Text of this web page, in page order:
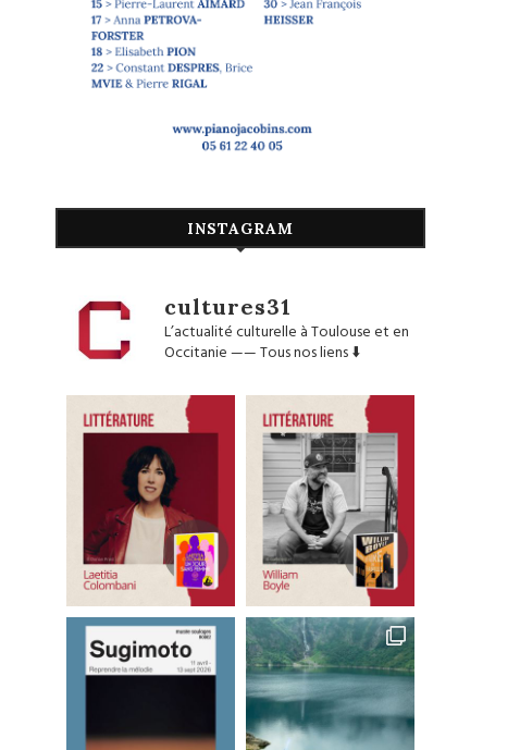
INSTAGRAM
cultures31
L’actualité culturelle à Toulouse et en
Occitanie——Tous nos liens ⬇️